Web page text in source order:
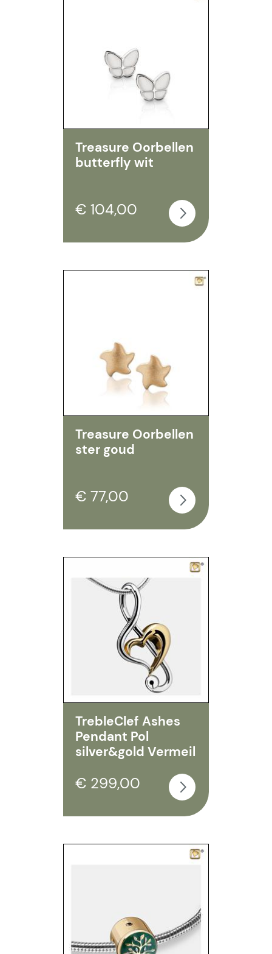
Treasure Oorbellen
butterfly wit
€ 104,00
Treasure Oorbellen
ster goud
€ 77,00
TrebleClef Ashes
Pendant Pol
silver&gold Vermeil
€ 299,00